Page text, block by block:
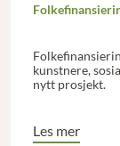
kunstnere,
nytt prosjekt.
Les mer